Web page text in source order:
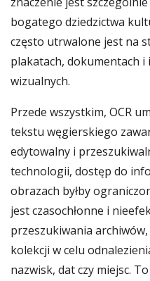
bogatego dziedzictwa
często utrwalone jest na
plakatach, dokumentach i
wizualnych.
Przede wszystkim, OCR
tekstu węgierskiego
edytowalny i
technologii, dostęp do
obrazach byłby
jest czasochłonne i
przeszukiwania
kolekcji w celu
nazwisk, dat czy miejsc.